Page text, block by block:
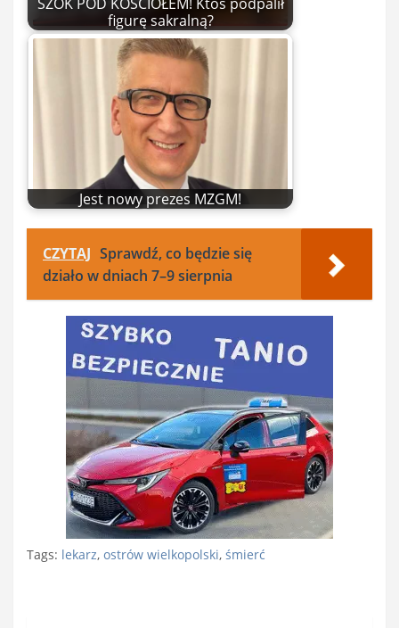
figurę sakralną?
Jest nowy prezes MZGM!
CZYTAJ Sprawdź, co będzie się
działo w dniach 7–9 sierpnia
Tags: lekarz, ostrów wielkopolski, śmierć